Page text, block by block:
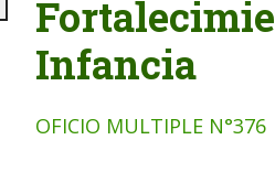
Infancia
OFICIO MULTIPLE N°376